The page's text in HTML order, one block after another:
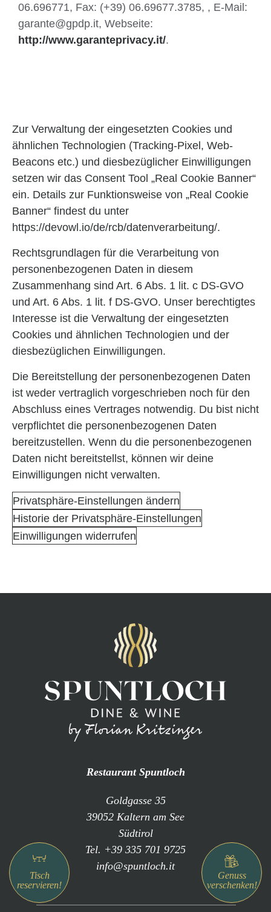
06.696771, Fax: (+39) 06.69677.3785, , E-Mail:
garante@gpdp.it, Webseite:
http://www.garanteprivacy.it/.
Zur Verwaltung der eingesetzten Cookies und
ähnlichen Technologien (Tracking-Pixel, Web-
Beacons etc.) und diesbezüglicher Einwilligungen
setzen wir das Consent Tool „Real Cookie Banner“
ein. Details zur Funktionsweise von „Real Cookie
Banner“ findest du unter
https://devowl.io/de/rcb/datenverarbeitung/.
Rechtsgrundlagen für die Verarbeitung von
personenbezogenen Daten in diesem
Zusammenhang sind Art. 6 Abs. 1 lit. c DS-GVO
und Art. 6 Abs. 1 lit. f DS-GVO. Unser berechtigtes
Interesse ist die Verwaltung der eingesetzten
Cookies und ähnlichen Technologien und der
diesbezüglichen Einwilligungen.
Die Bereitstellung der personenbezogenen Daten
ist weder vertraglich vorgeschrieben noch für den
Abschluss eines Vertrages notwendig. Du bist nicht
verpflichtet die personenbezogenen Daten
bereitzustellen. Wenn du die personenbezogenen
Daten nicht bereitstellst, können wir deine
Einwilligungen nicht verwalten.
Privatsphäre-Einstellungen ändern
Historie der Privatsphäre-Einstellungen
Einwilligungen widerrufen
Restaurant Spuntloch
Goldgasse 35
39052 Kaltern am See
Südtirol
Tel. +39 335 701 9725
info@spuntloch.it
Tisch
reservieren!
Genuss
verschenken!